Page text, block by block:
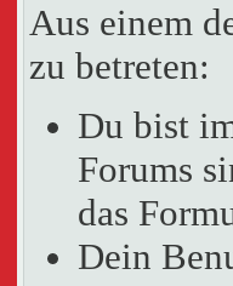
Aus einem
zu betreten:
Du bist
Forums
das
Dein